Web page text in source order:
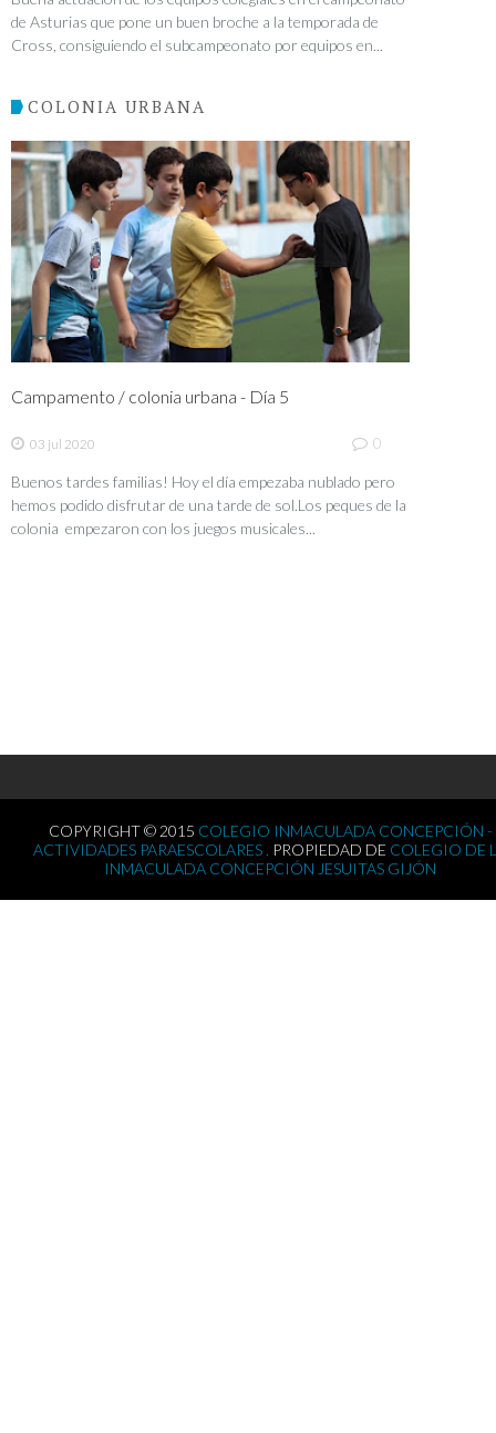
de Asturias que pone un buen broche a la temporada de
Cross, consiguiendo el subcampeonato por equipos en...
COLONIA URBANA
Campamento / colonia urbana - Día 5
03 jul 2020 0
Buenos tardes familias! Hoy el día empezaba nublado pero
hemos podido disfrutar de una tarde de sol.Los peques de la
colonia empezaron con los juegos musicales...
COPYRIGHT © 2015 COLEGIO INMACULADA CONCEPCIÓN -
ACTIVIDADES PARAESCOLARES . PROPIEDAD DE COLEGIO DE
INMACULADA CONCEPCIÓN JESUITAS GIJÓN